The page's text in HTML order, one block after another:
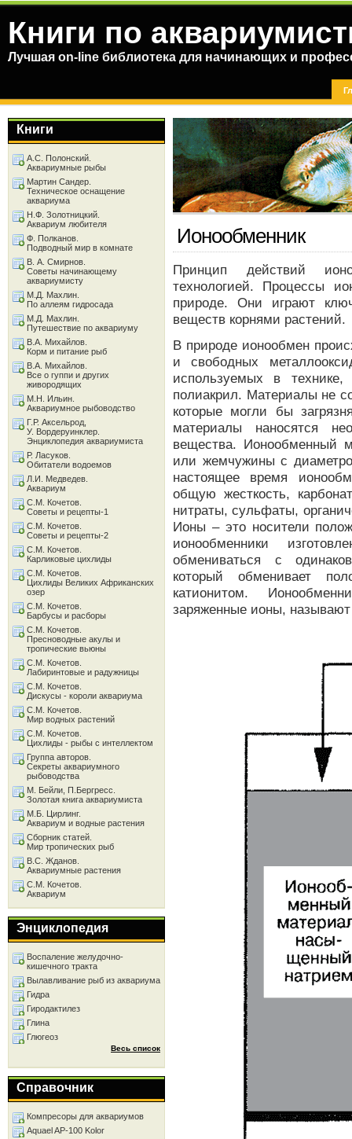
Книги по
Лучшая on-line библиотека для начинающих и
Ионообменник
Принцип действий
технологией. Процессы
природе. Они играют
веществ корнями растений.
В природе ионообмен
и свободных
используемых в
полиакрил. Материалы не
которые могли бы
материалы наносятся
вещества. Ионообменный
или жемчужины с
настоящее время
общую жесткость,
нитраты, сульфаты,
Ионы – это носители
ионообменники
обмениваться с
который обменивает
катионитом.
заряженные ионы, называют
Книги
А.С. Полонский.
Аквариумные рыбы
Мартин Сандер.
Техническое оснащение
аквариума
Н.Ф. Золотницкий.
Аквариум любителя
Ф. Полканов.
Подводный мир в комнате
В. А. Смирнов.
Советы начинающему
аквариумисту
М.Д. Махлин.
По аллеям гидросада
М.Д. Махлин.
Путешествие по аквариуму
В.А. Михайлов.
Корм и питание рыб
В.А. Михайлов.
Все о гуппи и других
живородящих
М.Н. Ильин.
Аквариумное рыбоводство
Г.Р. Аксельрод,
У. Вордеруинклер.
Энциклопедия аквариумиста
Р. Ласуков.
Обитатели водоемов
Л.И. Медведев.
Аквариум
С.М. Кочетов.
Советы и рецепты-1
С.М. Кочетов.
Советы и рецепты-2
С.М. Кочетов.
Карликовые цихлиды
С.М. Кочетов.
Цихлиды Великих Африканских
озер
С.М. Кочетов.
Барбусы и расборы
С.М. Кочетов.
Пресноводные акулы и
тропические вьюны
С.М. Кочетов.
Лабиринтовые и радужницы
С.М. Кочетов.
Дискусы - короли аквариума
С.М. Кочетов.
Мир водных растений
С.М. Кочетов.
Цихлиды - рыбы с интеллектом
Группа авторов.
Секреты аквариумного
рыбоводства
М. Бейли, П.Бергресс.
Золотая книга аквариумиста
М.Б. Цирлинг.
Аквариум и водные растения
Сборник статей.
Мир тропических рыб
В.С. Жданов.
Аквариумные растения
С.М. Кочетов.
Аквариум
Энциклопедия
Воспаление желудочно-
кишечного тракта
Вылавливание рыб из аквариума
Гидра
Гиродактилез
Глина
Глюгеоз
Весь список
Справочник
Компресоры для аквариумов
Aquael AP-100 Kolor